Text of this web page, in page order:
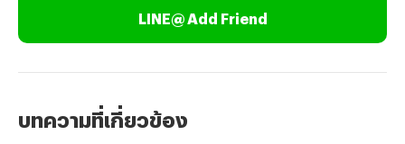
LINE@ Add Friend
บทความที่เกี่ยวข้อง